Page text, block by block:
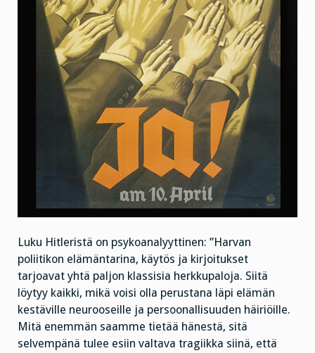
Luku Hitleristä on psykoanalyyttinen: ”Harvan
poliitikon elämäntarina, käytös ja kirjoitukset
tarjoavat yhtä paljon klassisia herkkupaloja. Siitä
löytyy kaikki, mikä voisi olla perustana läpi elämän
kestäville neurooseille ja persoonallisuuden häiriöille.
Mitä enemmän saamme tietää hänestä, sitä
selvempänä tulee esiin valtava tragiikka siinä, että